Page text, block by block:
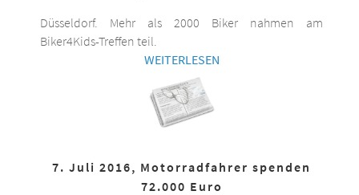
Düsseldorf. Mehr als 2000 Biker nahmen am
Biker4Kids-Treffen teil.
WEITERLESEN
7. Juli 2016, Motorradfahrer spenden
72.000 Euro